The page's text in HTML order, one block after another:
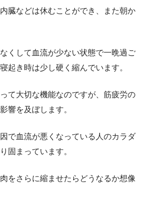
臓などは休むことができ、また朝か
くして血流が少ない状態で一晩過ご
起き時は少し硬く縮んでいます。
て大切な機能なのですが、筋疲労の
響を及ぼします。
で血流が悪くなっている人のカラダ
固まっています。
をさらに縮ませたらどうなるか想像